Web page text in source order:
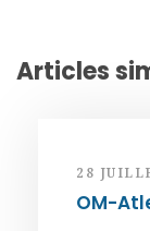
Articles
28
OM-